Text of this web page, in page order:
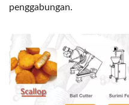
penggabungan.